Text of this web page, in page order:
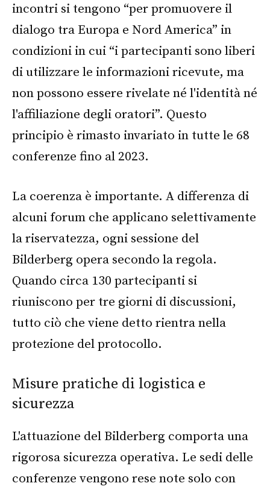
incontri si tengono “per promuovere il
dialogo tra Europa e Nord America” in
condizioni in cui “i partecipanti sono liberi
di utilizzare le informazioni ricevute, ma
non possono essere rivelate né l'identità né
l'affiliazione degli oratori”. Questo
principio è rimasto invariato in tutte le 68
conferenze fino al 2023.
La coerenza è importante. A differenza di
alcuni forum che applicano selettivamente
la riservatezza, ogni sessione del
Bilderberg opera secondo la regola.
Quando circa 130 partecipanti si
riuniscono per tre giorni di discussioni,
tutto ciò che viene detto rientra nella
protezione del protocollo.
Misure pratiche di logistica e
sicurezza
L'attuazione del Bilderberg comporta una
rigorosa sicurezza operativa. Le sedi delle
conferenze vengono rese note solo con